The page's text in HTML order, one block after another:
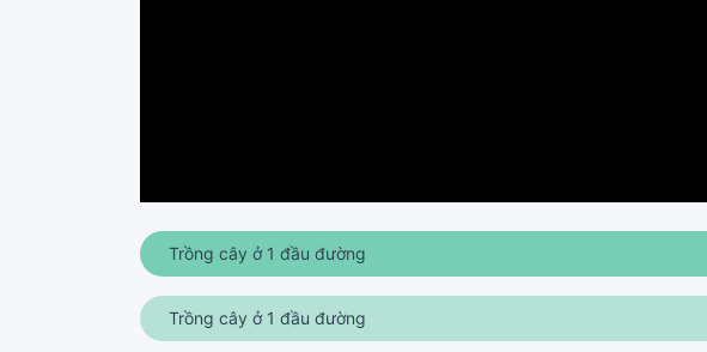
Trồng cây ở 1 đầu đường
Trồng cây ở 1 đầu đường